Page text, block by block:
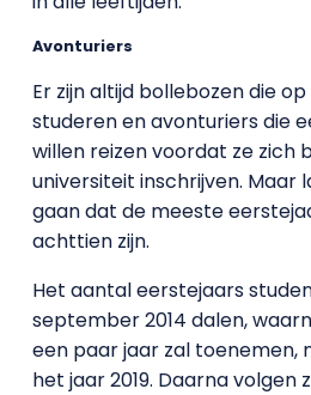
Avonturiers
Er zijn altijd bollebozen die
studeren en avonturiers die
willen reizen voordat ze zich
universiteit inschrijven. Maar
gaan dat de meeste
achttien zijn.
Het aantal eerstejaars
september 2014 dalen,
een paar jaar zal toenemen,
het jaar 2019. Daarna volgen